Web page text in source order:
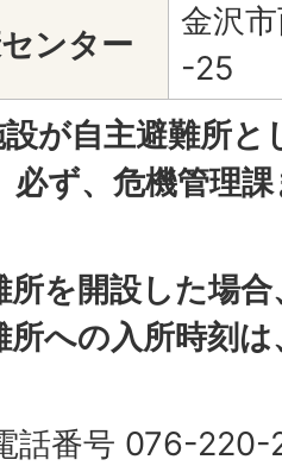
ンター
金沢
-25
が自主避難所
必ず、危機管理
所を開設した場
所への入所時刻
話番号 076-